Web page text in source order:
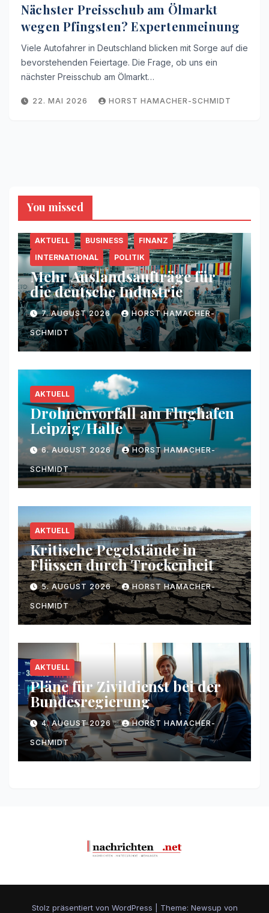
Nächster Preisschub am Ölmarkt
wegen Pfingsten? Expertenmeinung
Viele Autofahrer in Deutschland blicken mit Sorge auf die
bevorstehenden Feiertage. Die Frage, ob uns ein
nächster Preisschub am Ölmarkt…
22. MAI 2026 HORST HAMACHER-SCHMIDT
You missed
AKTUELL BUSINESS
FINANZ
INTERNATIONAL
POLITIK
Mehr Auslandsaufträge für
die deutsche Industrie
7. AUGUST 2026 HORST HAMACHER-
SCHMIDT
AKTUELL
Drohnenvorfall am Flughafen
Leipzig/Halle
6. AUGUST 2026 HORST HAMACHER-
SCHMIDT
AKTUELL
Kritische Pegelstände in
Flüssen durch Trockenheit
5. AUGUST 2026 HORST HAMACHER-
SCHMIDT
AKTUELL
Pläne für Zivildienst bei der
Bundesregierung
4. AUGUST 2026 HORST HAMACHER-
SCHMIDT
Stolz präsentiert von WordPress Theme: Newsup von